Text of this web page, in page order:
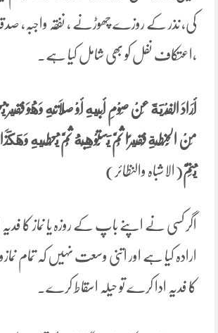
کی، نذر کے روزے چھوڑنے ، نفقہ واجبہ،
،اعتکاف نفل کو بھی شامل کیا ہے۔
أَرَادَ ‌الْفِدْيَةَ عَنْ صَوْمِ أَبِيهِ أَوْ صَلَاتِهِ وَهُوَ
مِنْ الْحِنْطَةِ فَقِيرًا ثُمَّ يَسْتَوْهِبُهُ ثُمَّ يُعْطِيهِ
يُتِمَّ(الاشباہ والنظائر)
اگر کسی نے اپنے باپ کے روزہ یا نماز کا
ارادہ کیا ہے اور اتنی وسعت نہیں کہ تمام
کا فدیہ ادا کرے تو حیلہ اسقاط کرے۔